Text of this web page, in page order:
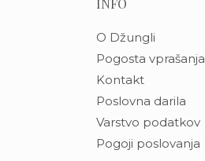
INFO
O Džungli
Pogosta vprašanja
Kontakt
Poslovna darila
Varstvo podatkov
Pogoji poslovanja